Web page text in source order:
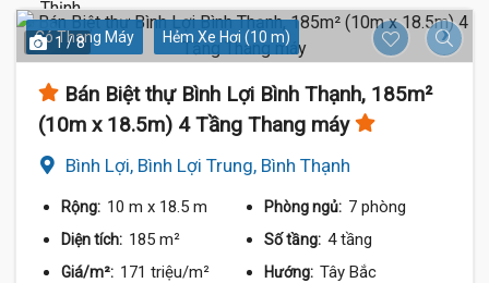
Có Thang Máy Hẻm Xe Hơi (10 m)
1 / 8
Bán Biệt thự Bình Lợi Bình Thạnh, 185m²
(10m x 18.5m) 4 Tầng Thang máy
Bình Lợi, Bình Lợi Trung, Bình Thạnh
Rộng: 10 m x 18.5 m Phòng ngủ: 7 phòng
Diện tích: 185 m² Số tầng: 4 tầng
Giá/m²: 171 triệu/m² Hướng: Tây Bắc